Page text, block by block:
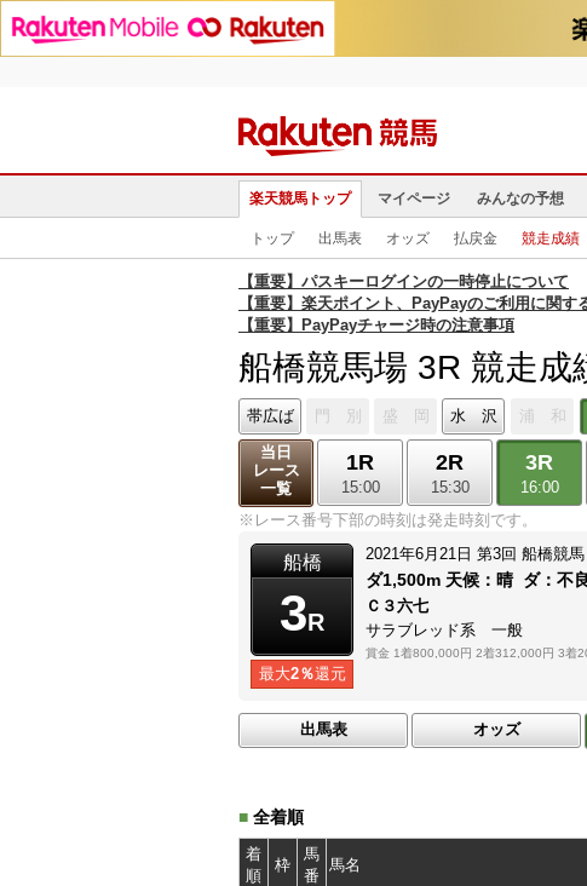
楽天競馬トップ マイページ みんなの予想
トップ 出馬表 オッズ 払戻金 競走成績
【重要】パスキーログインの一時停止について
【重要】楽天ポイント、PayPayのご利用に関す
【重要】PayPayチャージ時の注意事項
船橋競馬場 3R 競走成
帯広ば 門 別 盛 岡 水 沢 浦 和
当日
レース
一覧
1R
15:00
2R
15:30
3R
16:00
※レース番号下部の時刻は発走時刻です。
船橋
3R
最大2％還元
2021年6月21日 第3回 船橋競馬
ダ1,500m 天候： 晴 ダ：不
Ｃ３六七
サラブレッド系 一般
賞金 1着800,000円 2着312,000円 3着
出馬表 オッズ
■ 全着順
着
順
枠
馬
番
馬名